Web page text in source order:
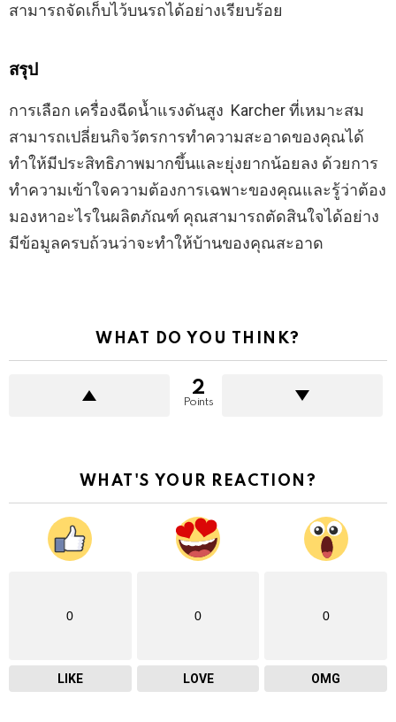
สามารถจัดเก็บไว้บนรถได้อย่างเรียบร้อย
สรุป
การเลือก เครื่องฉีดน้ำแรงดันสูง Karcher ที่เหมาะสม
สามารถเปลี่ยนกิจวัตรการทำความสะอาดของคุณได้
ทำให้มีประสิทธิภาพมากขึ้นและยุ่งยากน้อยลง ด้วยการ
ทำความเข้าใจความต้องการเฉพาะของคุณและรู้ว่าต้อง
มองหาอะไรในผลิตภัณฑ์ คุณสามารถตัดสินใจได้อย่าง
มีข้อมูลครบถ้วนว่าจะทำให้บ้านของคุณสะอาด
WHAT DO YOU THINK?
2
Points
WHAT'S YOUR REACTION?
0
LIKE
0
LOVE
0
OMG